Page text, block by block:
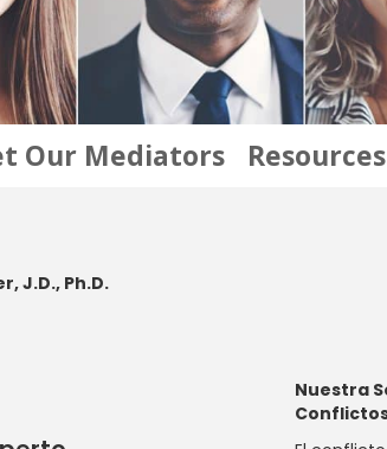
Our Mediators Resources
J.D., Ph.D.
Nuestra